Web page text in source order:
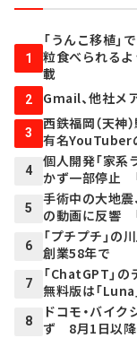
1
「うんこ移植」
粒食べられる
載
2 Gmail、他社メ
3
西鉄福岡（天
有名YouTuber
4
個人開発「家
かず一部停止
5
手術中の大地
の動画に反響
6
「プチプチ」の
創業58年で
7
「ChatGPT」の
無料版は「
8
ドコモ・バイ
ず 8月1日以降